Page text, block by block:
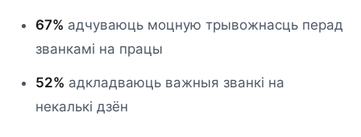
67% адчуваюць моцную трывожнасць перад
званкамі на працы
52% адкладваюць важныя званкі на
некалькі дзён